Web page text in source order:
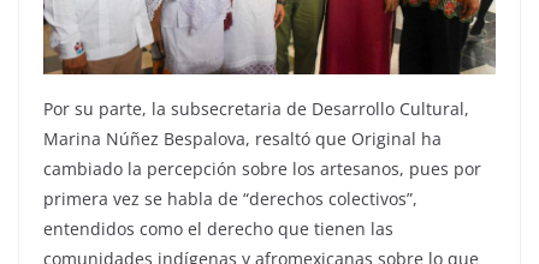
Por su parte, la subsecretaria de Desarrollo Cultural,
Marina Núñez Bespalova, resaltó que Original ha
cambiado la percepción sobre los artesanos, pues por
primera vez se habla de “derechos colectivos”,
entendidos como el derecho que tienen las
comunidades indígenas y afromexicanas sobre lo que